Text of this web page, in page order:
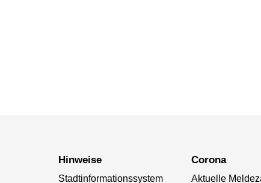
Hinweise
Stadtinformationssystem
Corona
Aktuelle